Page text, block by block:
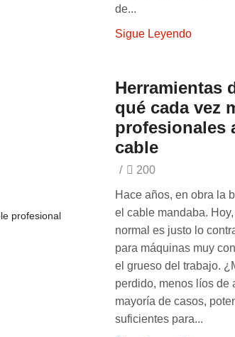
de...
Sigue Leyendo
Herramientas
qué cada vez
profesionales
cable
/ 200
Hace años, en obra la
el cable mandaba.
normal es justo lo
para máquinas muy
el grueso del trabajo.
perdido, menos líos de
mayoría de casos,
suficientes para...